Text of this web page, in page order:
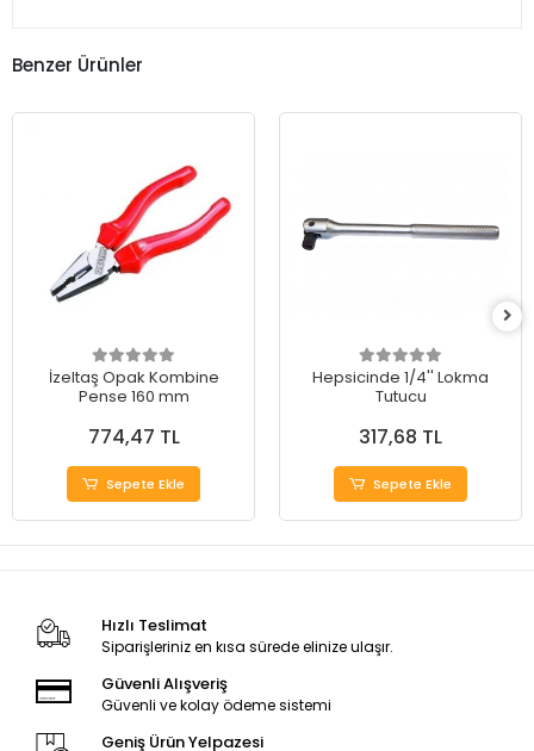
Benzer Ürünler
İzeltaş Opak Kombine
Pense 160 mm
774,47 TL
Sepete Ekle
Hepsicinde 1/4'' Lokma
Tutucu
317,68 TL
Sepete Ekle
Hızlı Teslimat
Siparişleriniz en kısa sürede elinize ulaşır.
Güvenli Alışveriş
Güvenli ve kolay ödeme sistemi
Geniş Ürün Yelpazesi